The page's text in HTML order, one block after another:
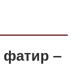
фатир ‒